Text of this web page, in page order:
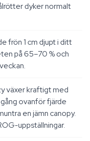
dyker normalt
frön 1 cm djupt i ditt
på 65–70 % och
växer kraftigt med
ovanför fjärde
en jämn canopy.
uppställningar.